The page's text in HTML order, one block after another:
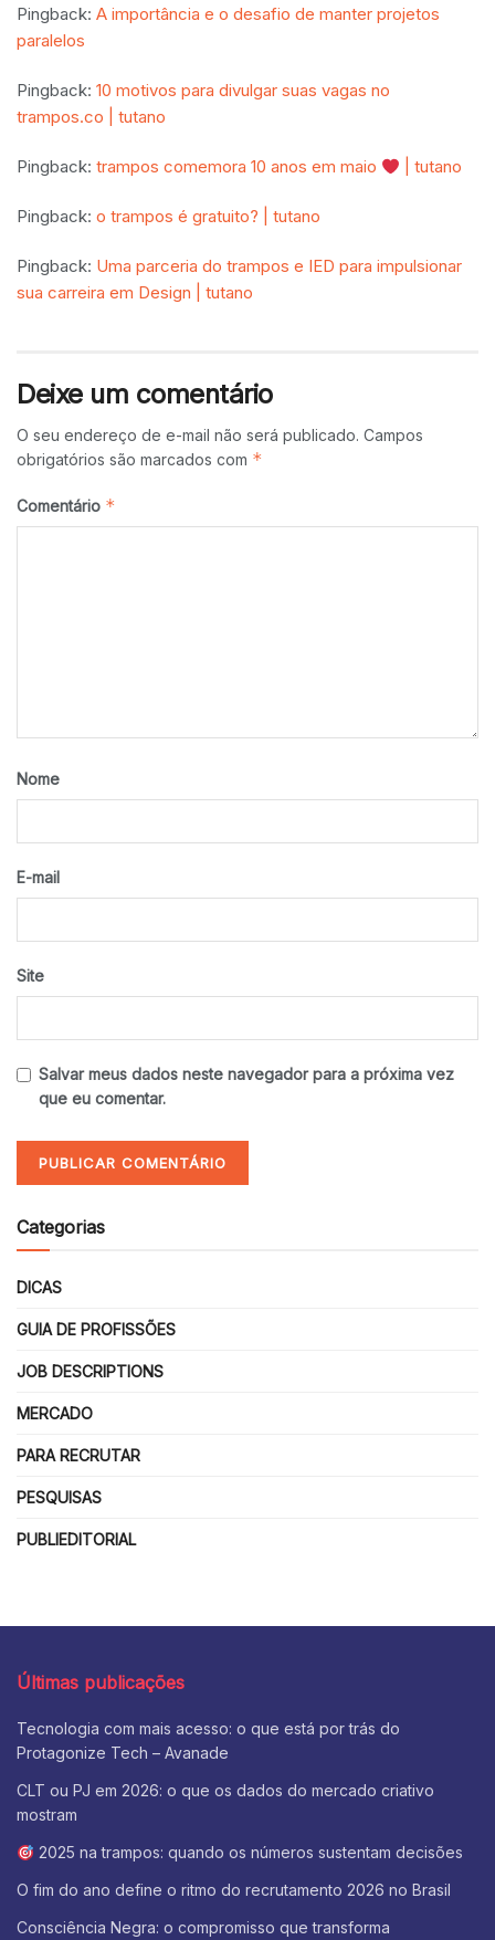
Pingback: A importância e o desafio de manter projetos
paralelos
Pingback: 10 motivos para divulgar suas vagas no
trampos.co | tutano
Pingback: trampos comemora 10 anos em maio | tutano
Pingback: o trampos é gratuito? | tutano
Pingback: Uma parceria do trampos e IED para impulsionar
sua carreira em Design | tutano
Deixe um comentário
O seu endereço de e-mail não será publicado. Campos
obrigatórios são marcados com *
Comentário *
Nome
E-mail
Site
Salvar meus dados neste navegador para a próxima vez
que eu comentar.
Categorias
DICAS
GUIA DE PROFISSÕES
JOB DESCRIPTIONS
MERCADO
PARA RECRUTAR
PESQUISAS
PUBLIEDITORIAL
Últimas publicações
Tecnologia com mais acesso: o que está por trás do
Protagonize Tech – Avanade
CLT ou PJ em 2026: o que os dados do mercado criativo
mostram
2025 na trampos: quando os números sustentam decisões
O fim do ano define o ritmo do recrutamento 2026 no Brasil
Consciência Negra: o compromisso que transforma